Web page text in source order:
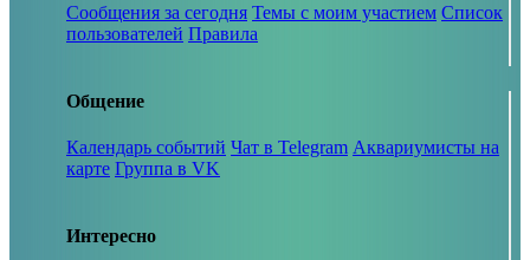
Сообщения за сегодня Темы с моим участием Список
пользователей Правила
Общение
Календарь событий Чат в Telegram Аквариумисты на
карте Группа в VK
Интересно